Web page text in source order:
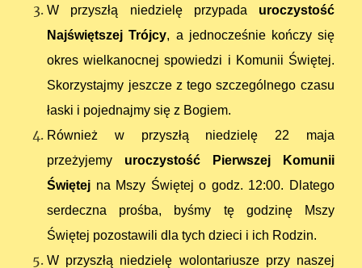
W przyszłą niedzielę przypada uroczystość
Najświętszej Trójcy, a jednocześnie kończy się
okres wielkanocnej spowiedzi i Komunii Świętej.
Skorzystajmy jeszcze z tego szczególnego czasu
łaski i pojednajmy się z Bogiem.
Również w przyszłą niedzielę 22 maja
przeżyjemy uroczystość Pierwszej Komunii
Świętej na Mszy Świętej o godz. 12:00. Dlatego
serdeczna prośba, byśmy tę godzinę Mszy
Świętej pozostawili dla tych dzieci i ich Rodzin.
W przyszłą niedzielę wolontariusze przy naszej